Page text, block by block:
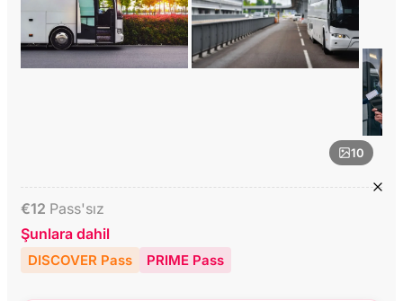
10
€12 Pass'sız
Şunlara dahil
DISCOVER Pass PRIME Pass